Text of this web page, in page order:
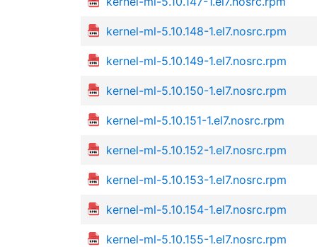
kernel-ml-5.10.148-1.el7.nosrc.rpm
kernel-ml-5.10.149-1.el7.nosrc.rpm
kernel-ml-5.10.150-1.el7.nosrc.rpm
kernel-ml-5.10.151-1.el7.nosrc.rpm
kernel-ml-5.10.152-1.el7.nosrc.rpm
kernel-ml-5.10.153-1.el7.nosrc.rpm
kernel-ml-5.10.154-1.el7.nosrc.rpm
kernel-ml-5.10.155-1.el7.nosrc.rpm